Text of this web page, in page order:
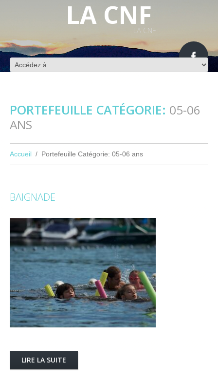
LA CNF
LA CNF
PORTEFEUILLE CATÉGORIE: 05-06
ANS
Accueil Portefeuille Catégorie: 05-06 ans
BAIGNADE
LIRE LA SUITE